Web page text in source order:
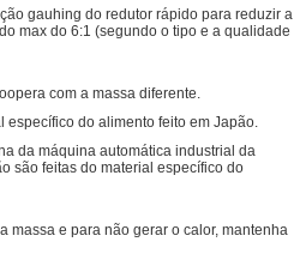
gauhing do redutor rápido para reduzir a
max do 6:1 (segundo o tipo e a qualidade
com a massa diferente.
específico do alimento feito em Japão.
da máquina automática industrial da
são feitas do material específico do
massa e para não gerar o calor, mantenha